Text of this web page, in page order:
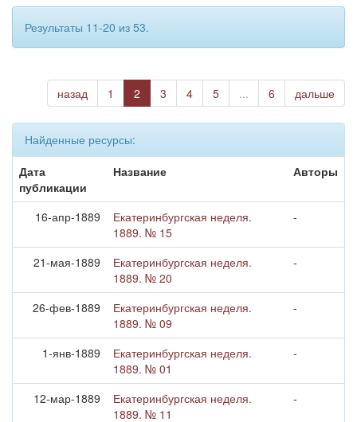
Результаты 11-20 из 53.
назад 1 2 3 4 5 ... 6 дальше
Найденные ресурсы:
Дата
публикации
Название Авторы
16-апр-1889
Екатеринбургская неделя.
1889. № 15
-
21-мая-1889
Екатеринбургская неделя.
1889. № 20
-
26-фев-1889
Екатеринбургская неделя.
1889. № 09
-
1-янв-1889
Екатеринбургская неделя.
1889. № 01
-
12-мар-1889
Екатеринбургская неделя.
1889. № 11
-